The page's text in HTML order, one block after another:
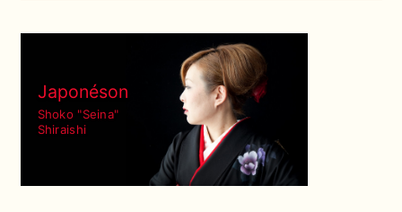
Japonéson
Shoko "Seina"
Shiraishi